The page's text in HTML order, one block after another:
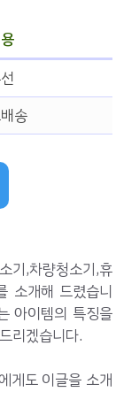
송
기,차량청소기,휴
소개해 드렸습니
아이템의 특징을
리겠습니다.
게도 이글을 소개